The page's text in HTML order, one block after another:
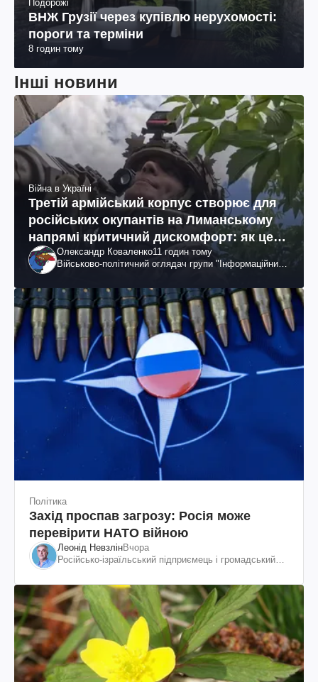
Подорожі
ВНЖ Грузії через купівлю нерухомості:
пороги та терміни
8 годин тому
Інші новини
Війна в Україні
Третій армійський корпус створює для
російських окупантів на Лиманському
напрямі критичний дискомфорт: як це
вдалосяОлександр Коваленко11 годин тому
Військово-політичний оглядач групи "Інформаційний
Політика
Захід проспав загрозу: Росія може
перевірити НАТО війною
Леонід НевзлінВчора
Російсько-ізраїльський підприємець і громадський